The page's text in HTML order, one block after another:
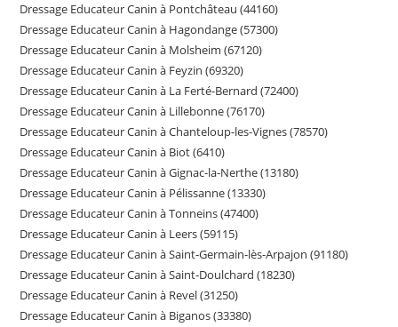
Dressage Educateur Canin à Pontchâteau (44160)
Dressage Educateur Canin à Hagondange (57300)
Dressage Educateur Canin à Molsheim (67120)
Dressage Educateur Canin à Feyzin (69320)
Dressage Educateur Canin à La Ferté-Bernard (72400)
Dressage Educateur Canin à Lillebonne (76170)
Dressage Educateur Canin à Chanteloup-les-Vignes (78570)
Dressage Educateur Canin à Biot (6410)
Dressage Educateur Canin à Gignac-la-Nerthe (13180)
Dressage Educateur Canin à Pélissanne (13330)
Dressage Educateur Canin à Tonneins (47400)
Dressage Educateur Canin à Leers (59115)
Dressage Educateur Canin à Saint-Germain-lès-Arpajon (91180)
Dressage Educateur Canin à Saint-Doulchard (18230)
Dressage Educateur Canin à Revel (31250)
Dressage Educateur Canin à Biganos (33380)